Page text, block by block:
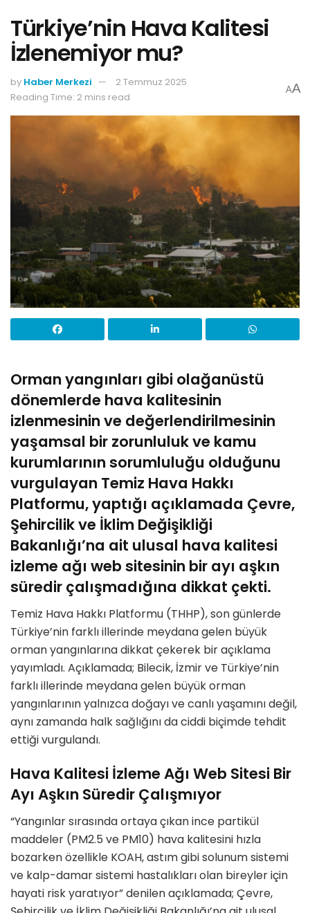
Türkiye’nin Hava Kalitesi
İzlenemiyor mu?
by Haber Merkezi
2 Temmuz 2025
Reading Time: 2 mins read
AA
Orman yangınları gibi olağanüstü
dönemlerde hava kalitesinin
izlenmesinin ve değerlendirilmesinin
yaşamsal bir zorunluluk ve kamu
kurumlarının sorumluluğu olduğunu
vurgulayan Temiz Hava Hakkı
Platformu, yaptığı açıklamada Çevre,
Şehircilik ve İklim Değişikliği
Bakanlığı’na ait ulusal hava kalitesi
izleme ağı web sitesinin bir ayı aşkın
süredir çalışmadığına dikkat çekti.
Temiz Hava Hakkı Platformu (THHP), son günlerde
Türkiye’nin farklı illerinde meydana gelen büyük
orman yangınlarına dikkat çekerek bir açıklama
yayımladı. Açıklamada; Bilecik, İzmir ve Türkiye’nin
farklı illerinde meydana gelen büyük orman
yangınlarının yalnızca doğayı ve canlı yaşamını değil,
aynı zamanda halk sağlığını da ciddi biçimde tehdit
ettiği vurgulandı.
Hava Kalitesi İzleme Ağı Web Sitesi Bir
Ayı Aşkın Süredir Çalışmıyor
“Yangınlar sırasında ortaya çıkan ince partikül
maddeler (PM2.5 ve PM10) hava kalitesini hızla
bozarken özellikle KOAH, astım gibi solunum sistemi
ve kalp-damar sistemi hastalıkları olan bireyler için
hayati risk yaratıyor” denilen açıklamada; Çevre,